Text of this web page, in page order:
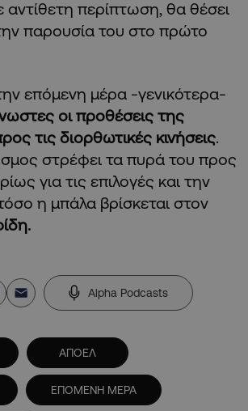
αντίθετη περίπτωση, θα θέσει
παρουσία του στο πρώτο
επόμενη μέρα -γενικότερα-
οι προθέσεις της
τις διορθωτικές κινήσεις.
στρέφει τα πυρά του προς
για τις επιλογές και την
η μπάλα βρίσκεται στον
Alpha Podcasts
ΑΠΟΕΛ
ΕΠΟΜΕΝΗ ΜΕΡΑ